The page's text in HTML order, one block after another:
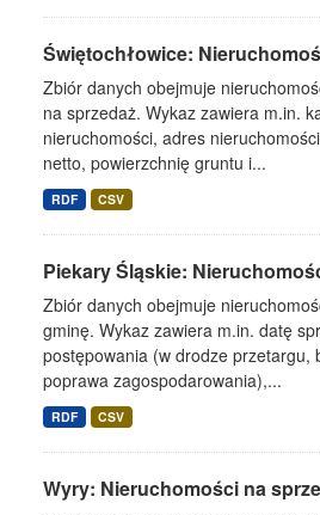
Świętochłowice:
Zbiór danych obejmuje
na sprzedaż. Wykaz zawiera m.in.
nieruchomości, adres
netto, powierzchnię gruntu i...
RDF CSV
Piekary Śląskie:
Zbiór danych obejmuje
gminę. Wykaz zawiera m.in. datę
postępowania (w drodze przetargu,
poprawa zagospodarowania),...
RDF CSV
Wyry: Nieruchomości na